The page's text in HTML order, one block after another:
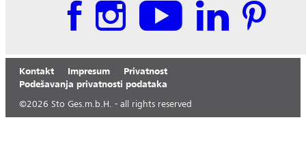
Kontakt Impresum
Privatnost
Podešavanja privatnosti podataka
©2026 Sto Ges.m.b.H. - all rights reserved